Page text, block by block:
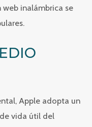
web inalámbrica se
Apple adopta un
vida útil del